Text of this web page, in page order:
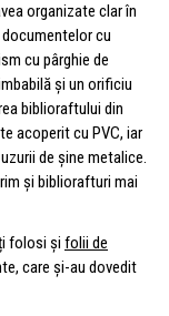
organizate clar în
cu
cu pârghie de
și un orificiu
biblioraftului din
acoperit cu PVC, iar
de șine metalice.
și bibliorafturi mai
folosi și folii de
care și-au dovedit